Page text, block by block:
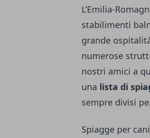
L’Emilia-
stabilimenti
grande
numerose
nostri amici a
una lista di
sempre divisi
Spiagge per